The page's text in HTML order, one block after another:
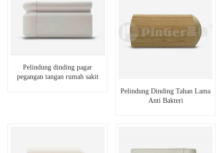
Pelindung dinding pagar
pegangan tangan rumah sakit
Pelindung Dinding Tahan Lama
Anti Bakteri